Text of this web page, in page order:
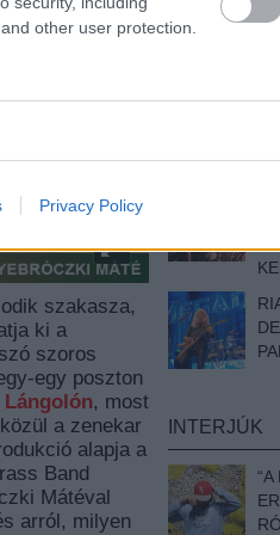
other user protection.
Privacy Policy
szakasza,
ki a
szoros
egy poszton
, most
a zenekar
alapja a
Band
Mátéval
arról, milyen
INTERJÚK